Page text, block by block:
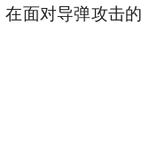
面对导弹攻击的